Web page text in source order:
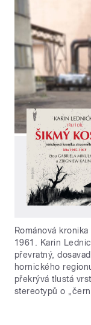
Románová
1961. Karin
převratný,
hornického
překrývá tlustá
stereotypů o